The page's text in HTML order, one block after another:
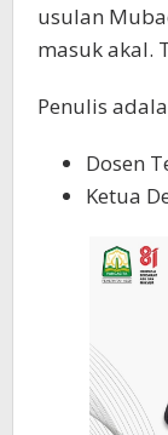
usulan
masuk akal.
Penulis
Dosen
Ketua